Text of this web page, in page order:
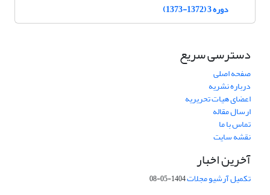
دوره 3 (1372-1373)
دسترسی سریع
صفحه اصلی
درباره نشریه
اعضای هیات تحریریه
ارسال مقاله
تماس با ما
نقشه سایت
آخرین اخبار
تکمیل آرشیو مجلات1404-05-08